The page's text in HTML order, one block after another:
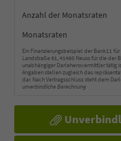
Anzahl der Monatsraten
Monatsraten
Ein Finanzierungsbeispiel der Bank11
Landstraße 91, 41460 Neuss für die der
unabhängiger Darlehensvermittler tätig
Angaben stellen zugleich das
dar. Nach Vertragsschluss steht dem
unverbindliche Berechnung